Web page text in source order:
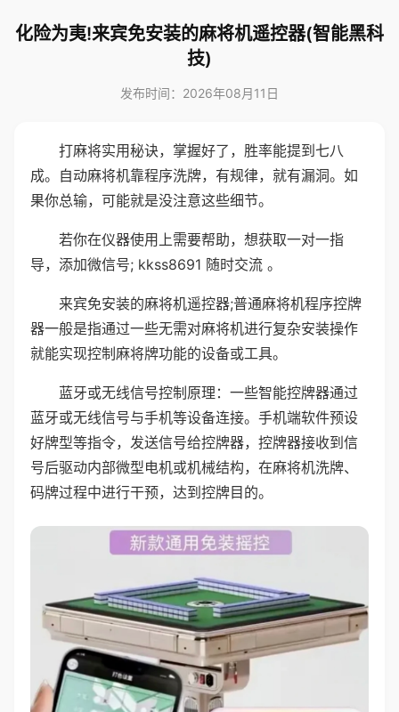
化险为夷!来宾免安装的麻将机遥控器(智能黑科
技)
发布时间：2026年08月11日
打麻将实用秘诀，掌握好了，胜率能提到七八
成。自动麻将机靠程序洗牌，有规律，就有漏洞。如
果你总输，可能就是没注意这些细节。
若你在仪器使用上需要帮助，想获取一对一指
导，添加微信号; kkss8691 随时交流 。
来宾免安装的麻将机遥控器;普通麻将机程序控牌
器一般是指通过一些无需对麻将机进行复杂安装操作
就能实现控制麻将牌功能的设备或工具。
蓝牙或无线信号控制原理：一些智能控牌器通过
蓝牙或无线信号与手机等设备连接。手机端软件预设
好牌型等指令，发送信号给控牌器，控牌器接收到信
号后驱动内部微型电机或机械结构，在麻将机洗牌、
码牌过程中进行干预，达到控牌目的。